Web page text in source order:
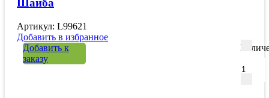
Шайба
Артикул: L99621
Добавить в избранное
Добавить к
заказу